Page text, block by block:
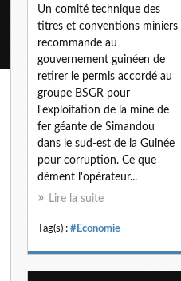
Un comité technique des
titres et conventions miniers
recommande au
gouvernement guinéen de
retirer le permis accordé au
groupe BSGR pour
l'exploitation de la mine de
fer géante de Simandou
dans le sud-est de la Guinée
pour corruption. Ce que
dément l'opérateur...
Lire la suite
Tag(s) : #Economie